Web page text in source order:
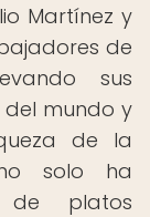
Martínez y
de
sus
del mundo y
de la
solo ha
platos